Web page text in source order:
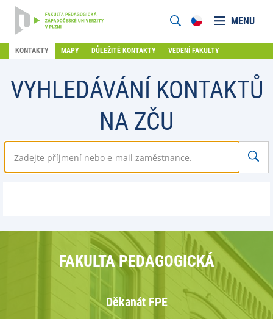
MENU
KONTAKTY MAPY DŮLEŽITÉ KONTAKTY VEDENÍ FAKULTY
VYHLEDÁVÁNÍ KONTAKTŮ
NA ZČU
FAKULTA PEDAGOGICKÁ
Děkanát FPE